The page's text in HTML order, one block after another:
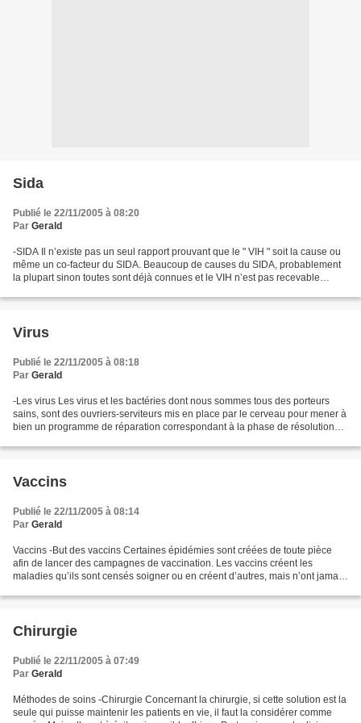
Sida
Publié le 22/11/2005 à 08:20
Par Gerald
-SIDA Il n’existe pas un seul rapport prouvant que le " VIH " soit la cause ou
même un co-facteur du SIDA. Beaucoup de causes du SIDA, probablement
la plupart sinon toutes sont déjà connues et le VIH n’est pas recevable
Virus
Publié le 22/11/2005 à 08:18
Par Gerald
-Les virus Les virus et les bactéries dont nous sommes tous des porteurs
sains, sont des ouvriers-serviteurs mis en place par le cerveau pour mener à
bien un programme de réparation correspondant à la phase de résolution
Vaccins
Publié le 22/11/2005 à 08:14
Par Gerald
Vaccins -But des vaccins Certaines épidémies sont créées de toute pièce
afin de lancer des campagnes de vaccination. Les vaccins créent les
maladies qu’ils sont censés soigner ou en créent d’autres, mais n’ont jamais
Chirurgie
Publié le 22/11/2005 à 07:49
Par Gerald
Méthodes de soins -Chirurgie Concernant la chirurgie, si cette solution est la
seule qui puisse maintenir les patients en vie, il faut la considérer comme